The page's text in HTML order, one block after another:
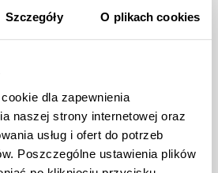
Szczegóły O plikach cookies
dla zapewnienia
naszej strony internetowej oraz
usług i ofert do potrzeb
Poszczególne ustawienia plików
BB Malin !
le code de réduction dans le panier
AFFICHER LE CODE